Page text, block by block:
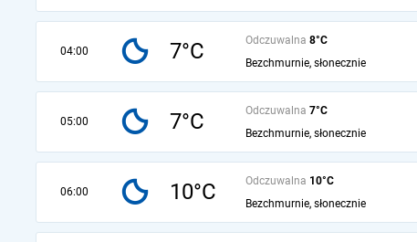
04:00 7°C Odczuwalna 8°C
Bezchmurnie, słonecznie
05:00 7°C Odczuwalna 7°C
Bezchmurnie, słonecznie
06:00 10°C Odczuwalna 10°C
Bezchmurnie, słonecznie